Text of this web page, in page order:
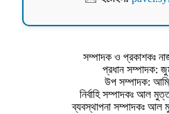
সম্পাদক ও প্রকাশকঃ
প্রধান সম্পাদক:
উপ সম্পাদক:
নির্বাহি সম্পাদকঃ আল
ব্যবস্থাপনা সম্পাদকঃ আল